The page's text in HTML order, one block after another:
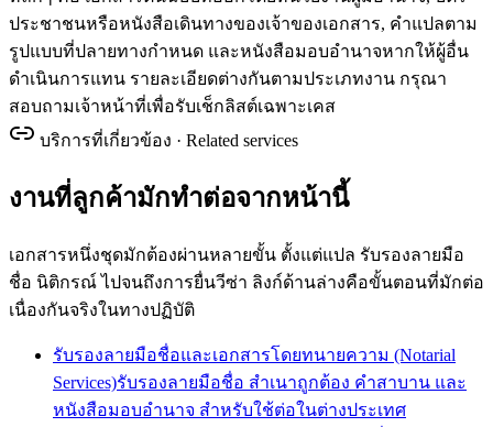
ประชาชนหรือหนังสือเดินทางของเจ้าของเอกสาร, คำแปลตาม
รูปแบบที่ปลายทางกำหนด และหนังสือมอบอำนาจหากให้ผู้อื่น
ดำเนินการแทน รายละเอียดต่างกันตามประเภทงาน กรุณา
สอบถามเจ้าหน้าที่เพื่อรับเช็กลิสต์เฉพาะเคส
บริการที่เกี่ยวข้อง · Related services
งานที่ลูกค้ามักทำต่อจากหน้านี้
เอกสารหนึ่งชุดมักต้องผ่านหลายขั้น ตั้งแต่แปล รับรองลายมือ
ชื่อ นิติกรณ์ ไปจนถึงการยื่นวีซ่า ลิงก์ด้านล่างคือขั้นตอนที่มักต่อ
เนื่องกันจริงในทางปฏิบัติ
รับรองลายมือชื่อและเอกสารโดยทนายความ (Notarial
Services)รับรองลายมือชื่อ สำเนาถูกต้อง คำสาบาน และ
หนังสือมอบอำนาจ สำหรับใช้ต่อในต่างประเทศ